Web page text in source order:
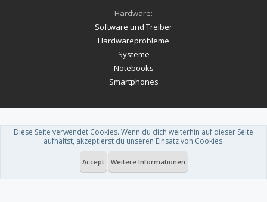
Hardware:
Software und Treiber
Hardwareprobleme
Systeme
Notebooks
Smartphones
Forum software by XenForo™-Deutsch von xenDach
Theme designed by ThemeHouse.
Diese Seite verwendet Cookies. Wenn du dich weiterhin auf dieser Seite
aufhältst, akzeptierst du unseren Einsatz von Cookies.
Accept Weitere Informationen